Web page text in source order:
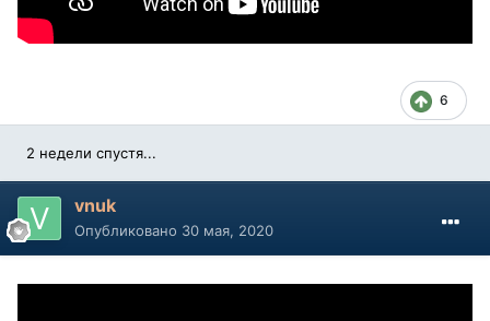
6
2 недели спустя...
vnuk
Опубликовано 30 мая, 2020